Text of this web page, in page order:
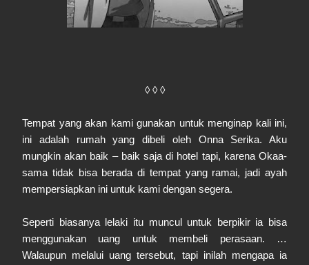
◊ ◊ ◊
Tempat yang akan kami gunakan untuk menginap kali ini,
ini adalah rumah yang dibeli oleh Onna Serika. Aku
mungkin akan baik – baik saja di hotel tapi, karena Okaa-
sama tidak bisa berada di tempat yang ramai, jadi ayah
mempersiapkan ini untuk kami dengan segera.
Seperti biasanya lelaki itu muncul untuk berpikir ia bisa
menggunakan uang untuk membeli perasaan. …
Walaupun melalui uang tersebut, tapi inilah mengapa ia